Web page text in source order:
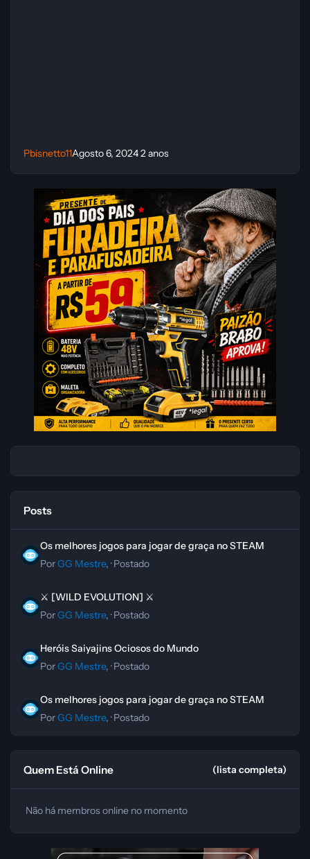
Pbisnetto11Agosto 6, 20242 anos
Posts
Os melhores jogos para jogar de graça no STEAM
PorGG Mestre, ·Postado
⚔️ [WILD EVOLUTION] ⚔️
PorGG Mestre, ·Postado
Heróis Saiyajins Ociosos do Mundo
PorGG Mestre, ·Postado
Os melhores jogos para jogar de graça no STEAM
PorGG Mestre, ·Postado
Quem Está Online (lista completa)
Não há membros online no momento